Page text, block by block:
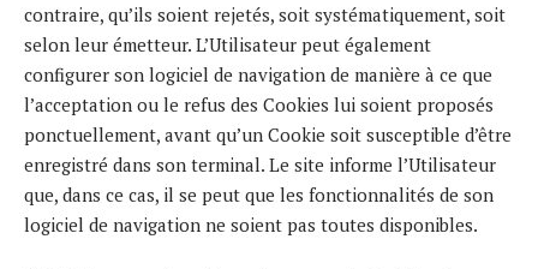
contraire, qu’ils soient rejetés, soit systématiquement, soit
selon leur émetteur. L’Utilisateur peut également
configurer son logiciel de navigation de manière à ce que
l’acceptation ou le refus des Cookies lui soient proposés
ponctuellement, avant qu’un Cookie soit susceptible d’être
enregistré dans son terminal. Le site informe l’Utilisateur
que, dans ce cas, il se peut que les fonctionnalités de son
logiciel de navigation ne soient pas toutes disponibles.